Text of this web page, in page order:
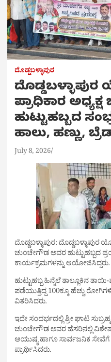
ದೊಡ್ಡಬಳ್ಳಾಪುರ
ಪ್ರಾಧಿಕಾರ
ಹುಟ್ಟುಹಬ್ಬದ
ಹಾಲು, ಹಣ್ಣು,
July 8, 2026
ದೊಡ್ಡಬಳ್ಳಾಪುರ: ದೊಡ್ಡಬಳ್ಳಾಪುರ
ಚುಂಚೇಗೌಡ ಅವರ ಹುಟ್ಟುಹಬ್ಬದ
ಕಾರ್ಯಕ್ರಮಗಳನ್ನು ಆಯೋಜಿಸಿದ್ದರು.
ಹುಟ್ಟುಹಬ್ಬ ಹಿನ್ನೆಲೆ‌ ತಾಲ್ಲೂಕಿನ
ಪಡೆಯುತ್ತಿದ್ದ 100ಕ್ಕೂ ಹೆಚ್ಚು
ವಿತರಿಸಿದರು.
ಇದೇ ಸಂದರ್ಭದಲ್ಲಿ ಶ್ರೀ ಘಾಟಿ
ಚುಂಚೇಗೌಡ ಅವರ ಹೆಸರಿನಲ್ಲಿ
ಆಯುಷ್ಯ ಹಾಗೂ ಸಾರ್ವಜನಿಕ ಸೇವೆಗೆ
ಪ್ರಾರ್ಥಿಸಿದರು.